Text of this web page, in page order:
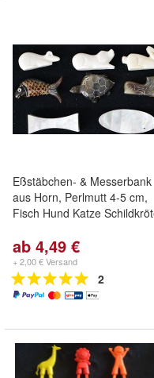
Eßstäbchen- & Messerbank
aus Horn, Perlmutt 4-5 cm,
Fisch Hund Katze
ab 4,49 €
+ 2,00 € Versand
2